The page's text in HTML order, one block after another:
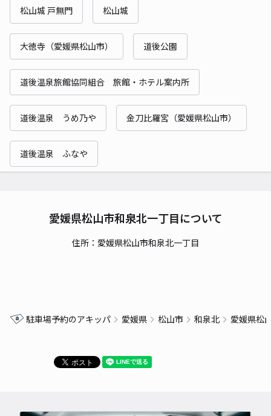
松山城 戸無門 松山城
大徳寺（愛媛県松山市） 道後公園
道後温泉旅館協同組合 旅館・ホテル案内所
道後温泉 うめ乃や 金刀比羅宮（愛媛県松山市）
道後温泉 ふなや
愛媛県松山市和泉北一丁目について
住所：愛媛県松山市和泉北一丁目
駐車場予約のアキッパ 愛媛県 松山市 和泉北 愛媛県松